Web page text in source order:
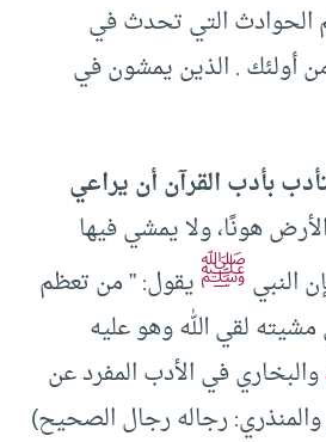
الحوادث التي تحدث في
أولئك . الذين يمشون في
بأدب القرآن أن يراعي
هونًا، ولا يمشي فيها
النبيﷺيقول: ” من تعظم
لقي الله وهو عليه
والبخاري في الأدب المفرد عن
والمنذري: رجاله رجال الصحيح)